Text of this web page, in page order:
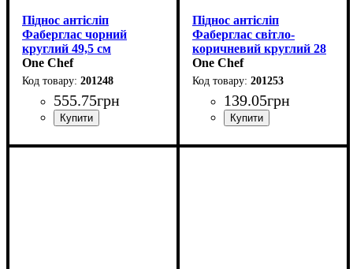
Піднос антісліп
Фаберглас чорний
круглий 49,5 см
One Chef
201248
555.75грн
Піднос антісліп
Фаберглас світло-
коричневий круглий 28
см
One Chef
201253
139.05грн